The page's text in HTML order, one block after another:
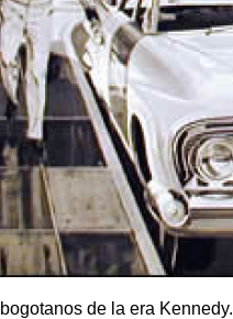
de la era Kennedy.